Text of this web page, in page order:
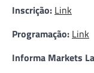
Inscrição: Link
Programação: Link
Informa Markets